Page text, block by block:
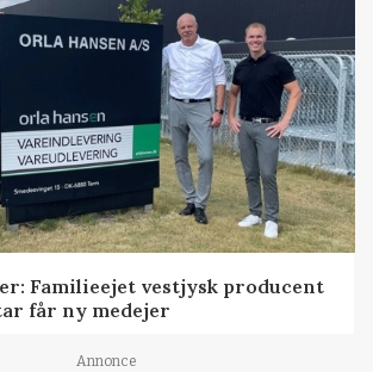
Familieejet vestjysk producent
får ny medejer
Annonce